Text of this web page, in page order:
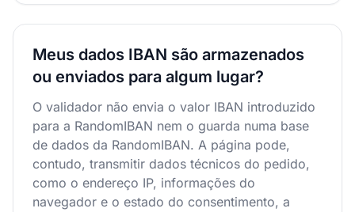
Meus dados IBAN são armazenados
ou enviados para algum lugar?
O validador não envia o valor IBAN introduzido
para a RandomIBAN nem o guarda numa base
de dados da RandomIBAN. A página pode,
contudo, transmitir dados técnicos do pedido,
como o endereço IP, informações do
navegador e o estado do consentimento, a